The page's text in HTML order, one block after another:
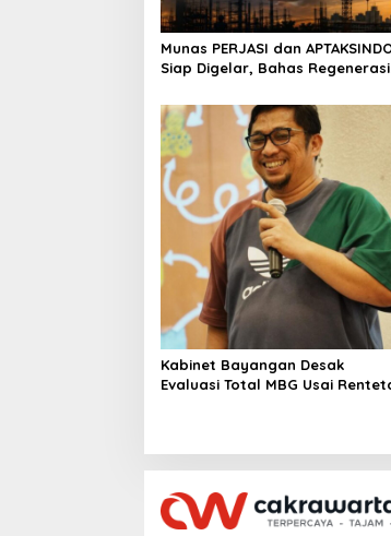
o
n
Munas PERJASI dan
Siap Digelar, Bahas Regenerasi
Kabinet Bayangan Desak
Evaluasi Total MBG Usai